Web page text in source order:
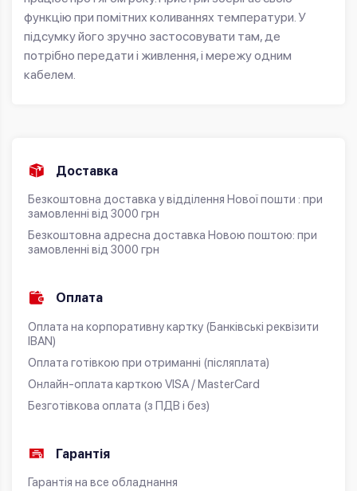
функцію при помітних коливаннях температури. У
підсумку його зручно застосовувати там, де
потрібно передати і живлення, і мережу одним
кабелем.
Доставка
Безкоштовна доставка у відділення Нової пошти : при
замовленні від 3000 грн
Безкоштовна адресна доставка Новою поштою: при
замовленні від 3000 грн
Оплата
Оплата на корпоративну картку (Банківські реквізити
IBAN)
Оплата готівкою при отриманні (післяплата)
Онлайн-оплата карткою VISA / MasterCard
Безготівкова оплата (з ПДВ і без)
Гарантія
Гарантія на все обладнання